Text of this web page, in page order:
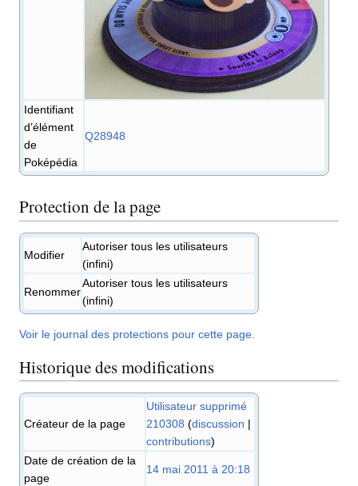
Identifiant
d’élément
de
Poképédia
Q28948
Protection de la page
Modifier
Autoriser tous les utilisateurs
(infini)
Renommer
Autoriser tous les utilisateurs
(infini)
Voir le journal des protections pour cette page.
Historique des modifications
Créateur de la page
Utilisateur supprimé
210308 (discussion |
contributions)
Date de création de la
page
14 mai 2011 à 20:18